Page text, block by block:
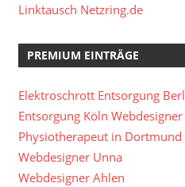
Linktausch Netzring.de
PREMIUM EINTRÄGE
Elektroschrott Entsorgung
Entsorgung Köln
Physiotherapeut in Dortmund
Webdesigner Unna
Webdesigner Ahlen